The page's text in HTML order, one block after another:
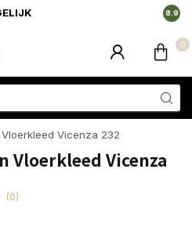
8.9
0
Vicenza 232
Vloerkleed Vicenza
(0)